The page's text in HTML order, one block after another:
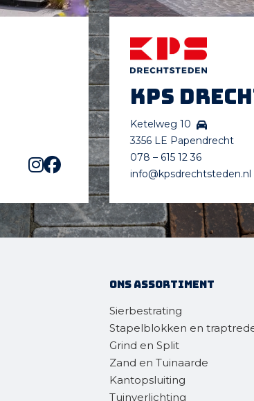
KPS
Ketelweg 10
3356 LE Papendrecht
078 – 615 12 36
info@kpsdrechtsteden.nl
Ons assortiment
Sierbestrating
Stapelblokken en
Grind en Split
Zand en Tuinaarde
Kantopsluiting
Tuinverlichting